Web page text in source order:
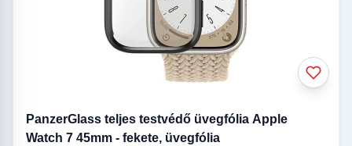
PanzerGlass teljes testvédő üvegfólia Apple
Watch 7 45mm - fekete, üvegfólia